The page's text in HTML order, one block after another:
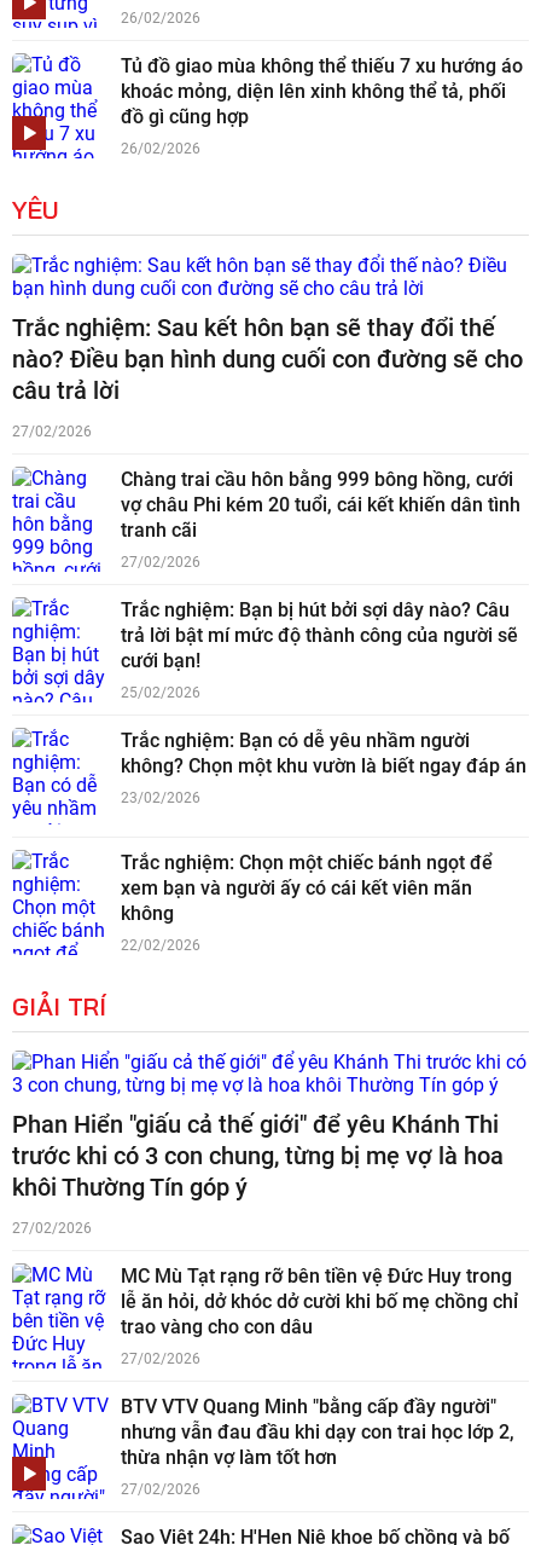
26/02/2026
Tủ đồ giao mùa không thể thiếu 7 xu hướng áo
khoác mỏng, diện lên xinh không thể tả, phối
đồ gì cũng hợp
26/02/2026
YÊU
Trắc nghiệm: Sau kết hôn bạn sẽ thay đổi thế
nào? Điều bạn hình dung cuối con đường sẽ cho
câu trả lời
27/02/2026
Chàng trai cầu hôn bằng 999 bông hồng, cưới
vợ châu Phi kém 20 tuổi, cái kết khiến dân tình
tranh cãi
27/02/2026
Trắc nghiệm: Bạn bị hút bởi sợi dây nào? Câu
trả lời bật mí mức độ thành công của người sẽ
cưới bạn!
25/02/2026
Trắc nghiệm: Bạn có dễ yêu nhầm người
không? Chọn một khu vườn là biết ngay đáp án
23/02/2026
Trắc nghiệm: Chọn một chiếc bánh ngọt để
xem bạn và người ấy có cái kết viên mãn
không
22/02/2026
GIẢI TRÍ
Phan Hiển "giấu cả thế giới" để yêu Khánh Thi
trước khi có 3 con chung, từng bị mẹ vợ là hoa
khôi Thường Tín góp ý
27/02/2026
MC Mù Tạt rạng rỡ bên tiền vệ Đức Huy trong
lễ ăn hỏi, dở khóc dở cười khi bố mẹ chồng chỉ
trao vàng cho con dâu
27/02/2026
BTV VTV Quang Minh "bằng cấp đầy người"
nhưng vẫn đau đầu khi dạy con trai học lớp 2,
thừa nhận vợ làm tốt hơn
27/02/2026
Sao Việt 24h: H'Hen Niê khoe bố chồng và bố